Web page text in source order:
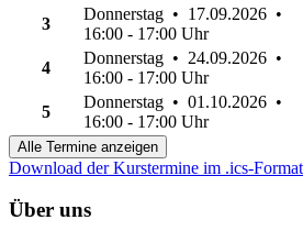
3
Donnerstag • 17.09.2026 •
16:00 - 17:00 Uhr
4
Donnerstag • 24.09.2026 •
16:00 - 17:00 Uhr
5
Donnerstag • 01.10.2026 •
16:00 - 17:00 Uhr
Alle Termine anzeigen
Download der Kurstermine im .ics-Format
Über uns